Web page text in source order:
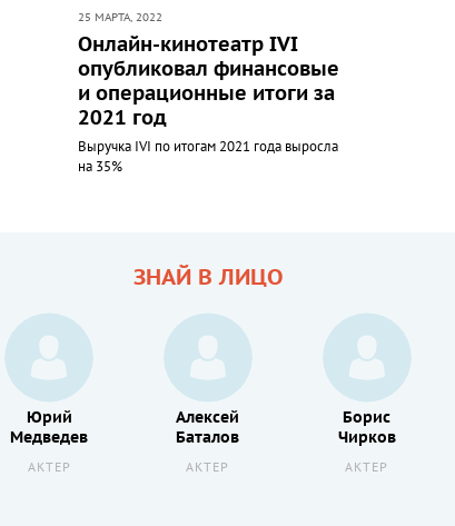
25 МАРТА, 2022
Онлайн-кинотеатр IVI
опубликовал финансовые
и операционные итоги за
2021 год
Выручка IVI по итогам 2021 года выросла
на 35%
ЗНАЙ В ЛИЦО
Юрий
Медведев
АКТЕР
Алексей
Баталов
АКТЕР
Борис
Чирков
АКТЕР